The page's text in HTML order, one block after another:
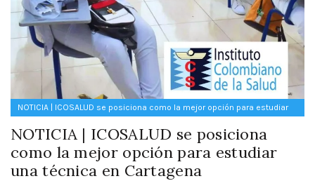
NOTICIA | ICOSALUD se posiciona como la mejor opción para estudiar
NOTICIA | ICOSALUD se posiciona
como la mejor opción para estudiar
una técnica en Cartagena